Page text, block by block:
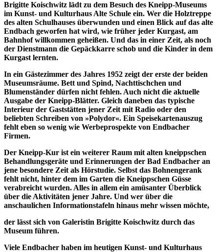
Brigitte Koischwitz lädt zu dem Besuch des Kneipp-Museums
im Kunst- und Kulturhaus Alte Schule ein. Wer die Holztreppe
des alten Schulhauses überwunden und einen Blick auf das alte
Endbach geworfen hat wird, wie früher jeder Kurgast, am
Bahnhof willkommen geheißen. Und das in einer Zeit, als noch
der Dienstmann die Gepäckkarre schob und die Kinder in dem
Kurgast lernten.
In ein Gästezimmer des Jahres 1952 zeigt der erste der beiden
Museumsräume. Bett und Spind, Nachttischchen und
Blumenständer dürfen nicht fehlen. Auch nicht die aktuelle
Ausgabe der Kneipp-Blätter. Gleich daneben das typische
Interieur der Gaststätten jener Zeit mit Radio oder den
beliebten Schreiben von »Polydor«. Ein Speisekartenauszug
fehlt eben so wenig wie Werbeprospekte von Endbacher
Firmen.
Der Kneipp-Kur ist ein weiterer Raum mit alten kneippschen
Behandlungsgeräte und Erinnerungen der Bad Endbacher an
jene besondere Zeit als Hörstudie. Selbst das Bohnengerank
fehlt nicht, hinter dem im Garten die Kneippschen Güsse
verabreicht wurden. Alles in allem ein amüsanter Überblick
über die Aktivitäten jener Jahre. Und wer über die
anschaulichen Informationstafeln hinaus mehr wissen möchte,
der lässt sich von Galeristin Brigitte Koischwitz durch das
Museum führen.
Viele Endbacher haben im heutigen Kunst- und Kulturhaus